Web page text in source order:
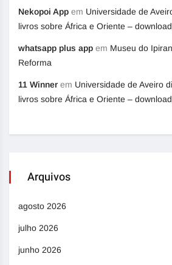
Nekopoi App em Universidade de
livros sobre África e Oriente –
whatsapp plus app em Museu do
Reforma
11 Winner em Universidade de Aveiro
livros sobre África e Oriente –
Arquivos
agosto 2026
julho 2026
junho 2026